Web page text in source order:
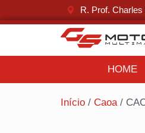
R. Prof.
HOME
Início / Caoa/